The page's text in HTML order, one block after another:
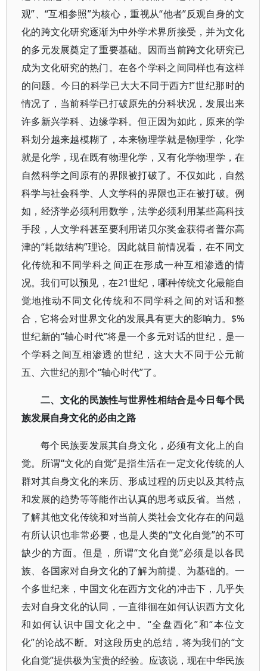
观”、“互相参照”为核心，重视从“他者”反观自身的文
化的跨文化研究逐渐为中外学术界所接受，并为文化
的多元发展奠定了重要基础。因而当前跨文化研究已
成为文化研究的热门。在各个学科之间同样也有这样
的问题。今日的科学已大大不同于西方!”世纪那时的
情况了，当前科学已打破原先的分科状况，发展出来
许多新兴学科、边缘学科。但正因为如此，原来的学
科划分越来越模糊了，本来物理学就是物理学，化学
就是化学，现在既有物理化学，又有化学物理学，在
自然科学之间原有的界限被打破了。不仅如此，自然
科学与社会科学、人文学科的界限也正在被打破。例
如，经济学必须利用数学，法学必须利用某些高科技
手段，人文学科甚至要利用诺贝尔奖金获得者普尔高
津的“耗散结构”理论。因此就目前情况看，在不同文
化传统和不同学科之间正在形成一种互相渗透的情
况。我们可以预见，在21世纪，哪种传统文化最能自
觉地推动不同文化传统和不同学科之间的对话和整
合，它将会对世界文化的发展具有更大的影响力。$%
世纪新的“轴心时代”将是一个多元对话的世纪，是一
个学科之间互相渗透的世纪，这大大不同于公元前
五、六世纪的那个“轴心时代”了。
二、文化的民族性与世界性相结合是今日每个民
族发展自身文化的必由之路
每个民族要发展其自身文化，必须有文化上的自
觉。所谓“文化的自觉”是指生活在一定文化传统的人
群对其自身文化的来历、形成过程的历史以及其特点
和发展的趋势等等能作出认真的思考或反省。当然，
了解其他文化传统和对当前人类社会文化存在的问题
有所认识也非常必要，也是人类的“文化自觉”的不可
缺少的方面。但是，所谓“文化自觉”必须是以各民
族、各国家对自身文化的了解为前提、为基础的。一
个多世纪来，中国文化在西方文化的冲击下，几乎失
去对自身文化的认同，一直徘徊在如何认识西方文化
和如何认识中国文化之中。“全盘西化”和“本位文
化”的论战不断。对这段历史的总结，将为我们的“文
化自觉”提供极为宝贵的经验。应该说，现在中华民族